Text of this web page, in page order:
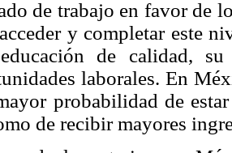
de trabajo en favor de
y completar este
de calidad,
laborales. En
probabilidad de
de recibir mayores